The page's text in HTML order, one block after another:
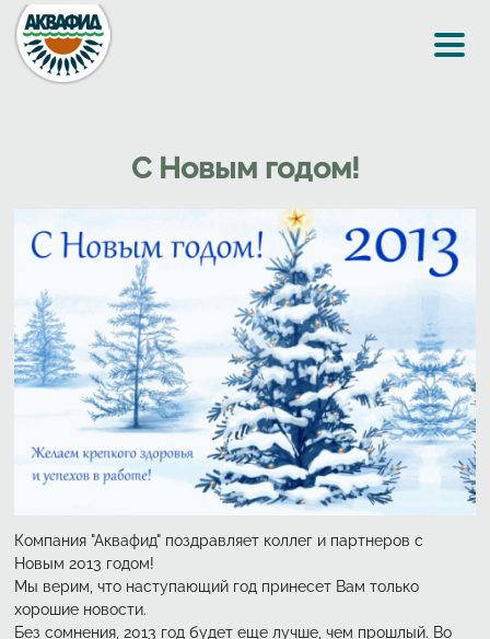
Перейти к основному содержанию
С Новым годом!
Компания "Аквафид" поздравляет коллег и партнеров с
Новым 2013 годом!
Мы верим, что наступающий год принесет Вам только
хорошие новости.
Без сомнения, 2013 год будет еще лучше, чем прошлый. Во